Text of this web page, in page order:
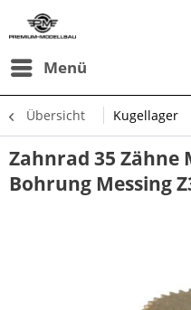
Menü
Übersicht Kugellager
Zahnrad 35 Zähne
Bohrung Messing